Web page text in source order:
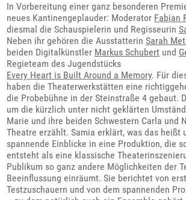
In Vorbereitung einer ganz besonderen
neues Kantinengeplauder: Moderator Fabian
diesmal die Schauspielerin und Regisseurin
Neben ihr gehören die AusstatterinSarah
beiden Digitalkünstler Markus Schubert und
Regieteam des Jugendstücks
Every Heart is Built Around a Memory. Für
haben die Theaterwerkstätten eine
die Probebühne in der Steinstraße 4 gebaut.
um die kürzlich unter nicht geklärten
Marie und ihre beiden Schwestern Carla und
Theatre erzählt. Samia erklärt, was das heißt
spannende Einblicke in eine Produktion, die
entsteht als eine klassische
Publikum so ganz andere Möglichkeiten der
Beeinflussung einräumt. Sie berichtet von
Testzuschauern und von dem spannenden